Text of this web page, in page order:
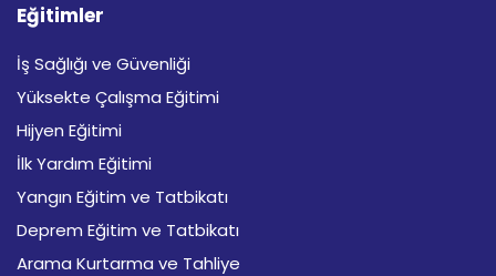
Eğitimler
İş Sağlığı ve Güvenliği
Yüksekte Çalışma Eğitimi
Hijyen Eğitimi
İlk Yardım Eğitimi
Yangın Eğitim ve Tatbikatı
Deprem Eğitim ve Tatbikatı
Arama Kurtarma ve Tahliye